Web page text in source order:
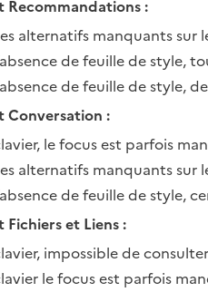
Recommandations :
alternatifs manquants sur
de feuille de style,
de feuille de style,
Conversation :
le focus est parfois
alternatifs manquants sur
de feuille de style,
Fichiers et Liens :
impossible de
le focus est parfois